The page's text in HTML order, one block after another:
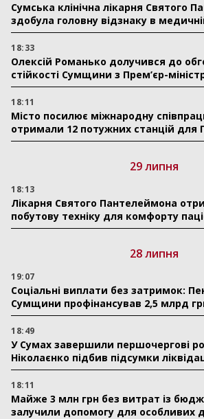
Сумська клінічна лікарня Святого
здобула головну відзнаку в
18:33
Олексій Романько долучився до
стійкості Сумщини з Прем’єр-
18:11
Місто посилює міжнародну
отримали 12 потужних станцій для
29 липня
18:13
Лікарня Святого Пантелеймона
побутову техніку для комфорту
28 липня
19:07
Соціальні виплати без затримок:
Сумщини профінансував 2,5 млрд
18:49
У Сумах завершили першочергові
Ніколаєнко підбив підсумки
18:11
Майже 3 млн грн без витрат із
залучили допомогу для особливих